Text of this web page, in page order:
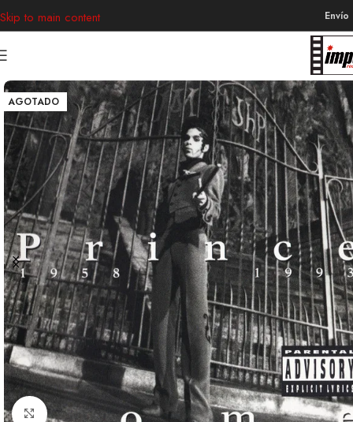
Skip to main content
AGOTADO
Clic para ampliar